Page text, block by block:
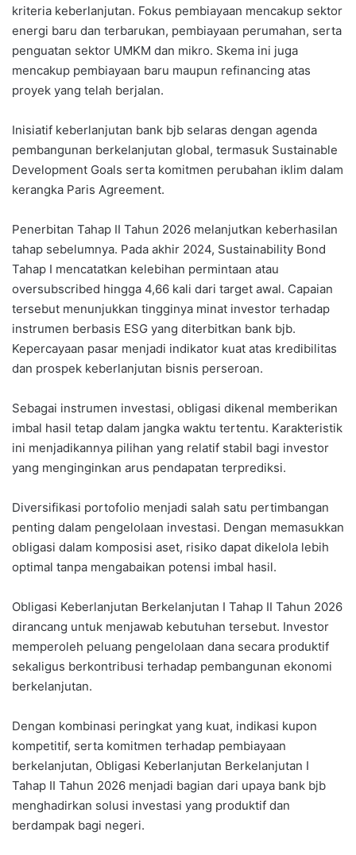
kriteria keberlanjutan. Fokus pembiayaan mencakup sektor
energi baru dan terbarukan, pembiayaan perumahan, serta
penguatan sektor UMKM dan mikro. Skema ini juga
mencakup pembiayaan baru maupun refinancing atas
proyek yang telah berjalan.
Inisiatif keberlanjutan bank bjb selaras dengan agenda
pembangunan berkelanjutan global, termasuk Sustainable
Development Goals serta komitmen perubahan iklim dalam
kerangka Paris Agreement.
Penerbitan Tahap II Tahun 2026 melanjutkan keberhasilan
tahap sebelumnya. Pada akhir 2024, Sustainability Bond
Tahap I mencatatkan kelebihan permintaan atau
oversubscribed hingga 4,66 kali dari target awal. Capaian
tersebut menunjukkan tingginya minat investor terhadap
instrumen berbasis ESG yang diterbitkan bank bjb.
Kepercayaan pasar menjadi indikator kuat atas kredibilitas
dan prospek keberlanjutan bisnis perseroan.
Sebagai instrumen investasi, obligasi dikenal memberikan
imbal hasil tetap dalam jangka waktu tertentu. Karakteristik
ini menjadikannya pilihan yang relatif stabil bagi investor
yang menginginkan arus pendapatan terprediksi.
Diversifikasi portofolio menjadi salah satu pertimbangan
penting dalam pengelolaan investasi. Dengan memasukkan
obligasi dalam komposisi aset, risiko dapat dikelola lebih
optimal tanpa mengabaikan potensi imbal hasil.
Obligasi Keberlanjutan Berkelanjutan I Tahap II Tahun 2026
dirancang untuk menjawab kebutuhan tersebut. Investor
memperoleh peluang pengelolaan dana secara produktif
sekaligus berkontribusi terhadap pembangunan ekonomi
berkelanjutan.
Dengan kombinasi peringkat yang kuat, indikasi kupon
kompetitif, serta komitmen terhadap pembiayaan
berkelanjutan, Obligasi Keberlanjutan Berkelanjutan I
Tahap II Tahun 2026 menjadi bagian dari upaya bank bjb
menghadirkan solusi investasi yang produktif dan
berdampak bagi negeri.